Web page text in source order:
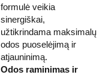
formulė veikia
sinergiškai,
užtikrindama maksimalų
odos puoselėjimą ir
atjauninimą.
Odos raminimas ir